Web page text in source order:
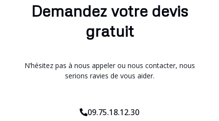
Demandez votre devis
gratuit
N’hésitez pas à nous appeler ou nous contacter, nous
serions ravies de vous aider.
09.75.18.12.30